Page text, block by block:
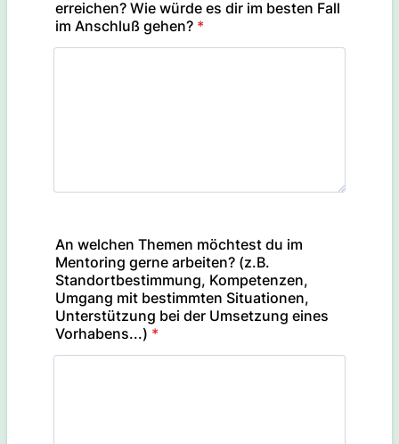
erreichen? Wie würde es dir im besten Fall
im Anschluß gehen? *
An welchen Themen möchtest du im
Mentoring gerne arbeiten? (z.B.
Standortbestimmung, Kompetenzen,
Umgang mit bestimmten Situationen,
Unterstützung bei der Umsetzung eines
Vorhabens...) *